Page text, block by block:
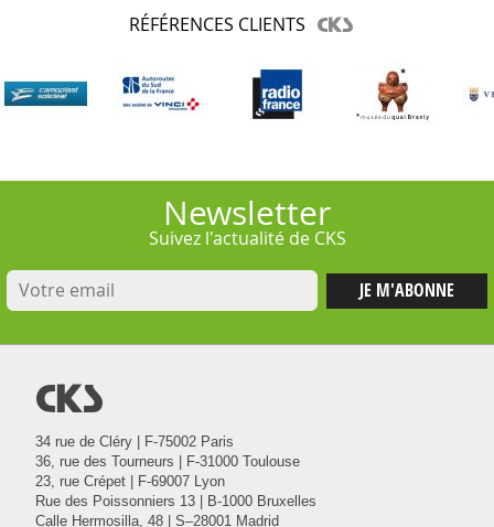
RÉFÉRENCES CLIENTS
Newsletter
Suivez l'actualité de CKS
@
34 rue de Cléry | F-75002 Paris
36, rue des Tourneurs | F-31000 Toulouse
23, rue Crépet | F-69007 Lyon
Rue des Poissonniers 13 | B-1000 Bruxelles
Calle Hermosilla, 48 | S–28001 Madrid